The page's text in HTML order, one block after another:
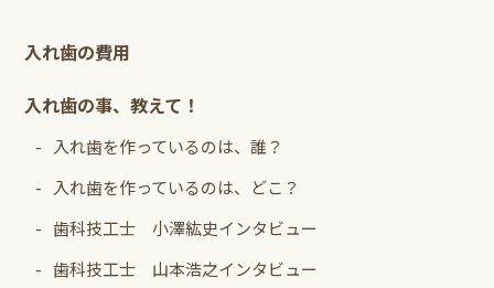
入れ歯の費用
入れ歯の事、教えて！
入れ歯を作っているのは、誰？
入れ歯を作っているのは、どこ？
歯科技工士 小澤紘史インタビュー
歯科技工士 山本浩之インタビュー